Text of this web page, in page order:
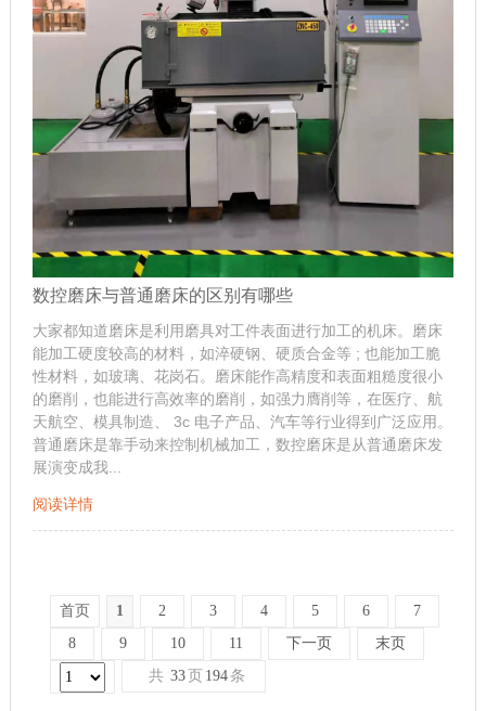
数控磨床与普通磨床的区别有哪些
大家都知道磨床是利用磨具对工件表面进行加工的机床。磨床
能加工硬度较高的材料，如淬硬钢、硬质合金等 ; 也能加工脆
性材料，如玻璃、花岗石。磨床能作高精度和表面粗糙度很小
的磨削，也能进行高效率的磨削，如强力膺削等，在医疗、航
天航空、模具制造、 3c 电子产品、汽车等行业得到广泛应用。
普通磨床是靠手动来控制机械加工，数控磨床是从普通磨床发
展演变成我...
阅读详情
首页 1 2 3 4 5 6
7
8
9 10 11 下一页
末页
共 33 页 194 条